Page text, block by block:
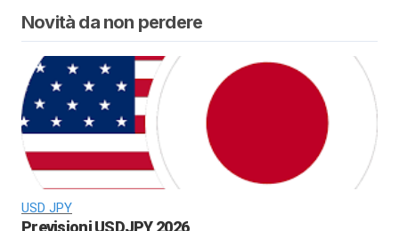
Novità da non perdere
USD JPY